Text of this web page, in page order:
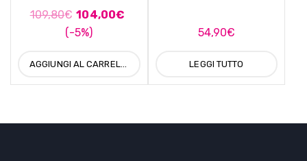
109,80€ 104,00€
(-5%)
AGGIUNGI AL CARRELLO
54,90€
LEGGI TUTTO